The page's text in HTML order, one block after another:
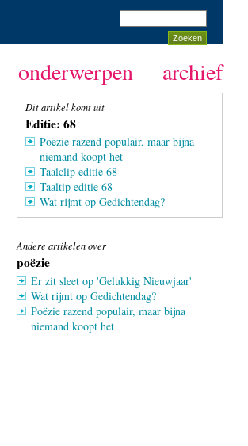
onderwerpen archief
Dit artikel komt uit
Editie: 68
Poëzie razend populair, maar bijna
niemand koopt het
Taalclip editie 68
Taaltip editie 68
Wat rijmt op Gedichtendag?
Andere artikelen over
poëzie
Er zit sleet op 'Gelukkig Nieuwjaar'
Wat rijmt op Gedichtendag?
Poëzie razend populair, maar bijna
niemand koopt het